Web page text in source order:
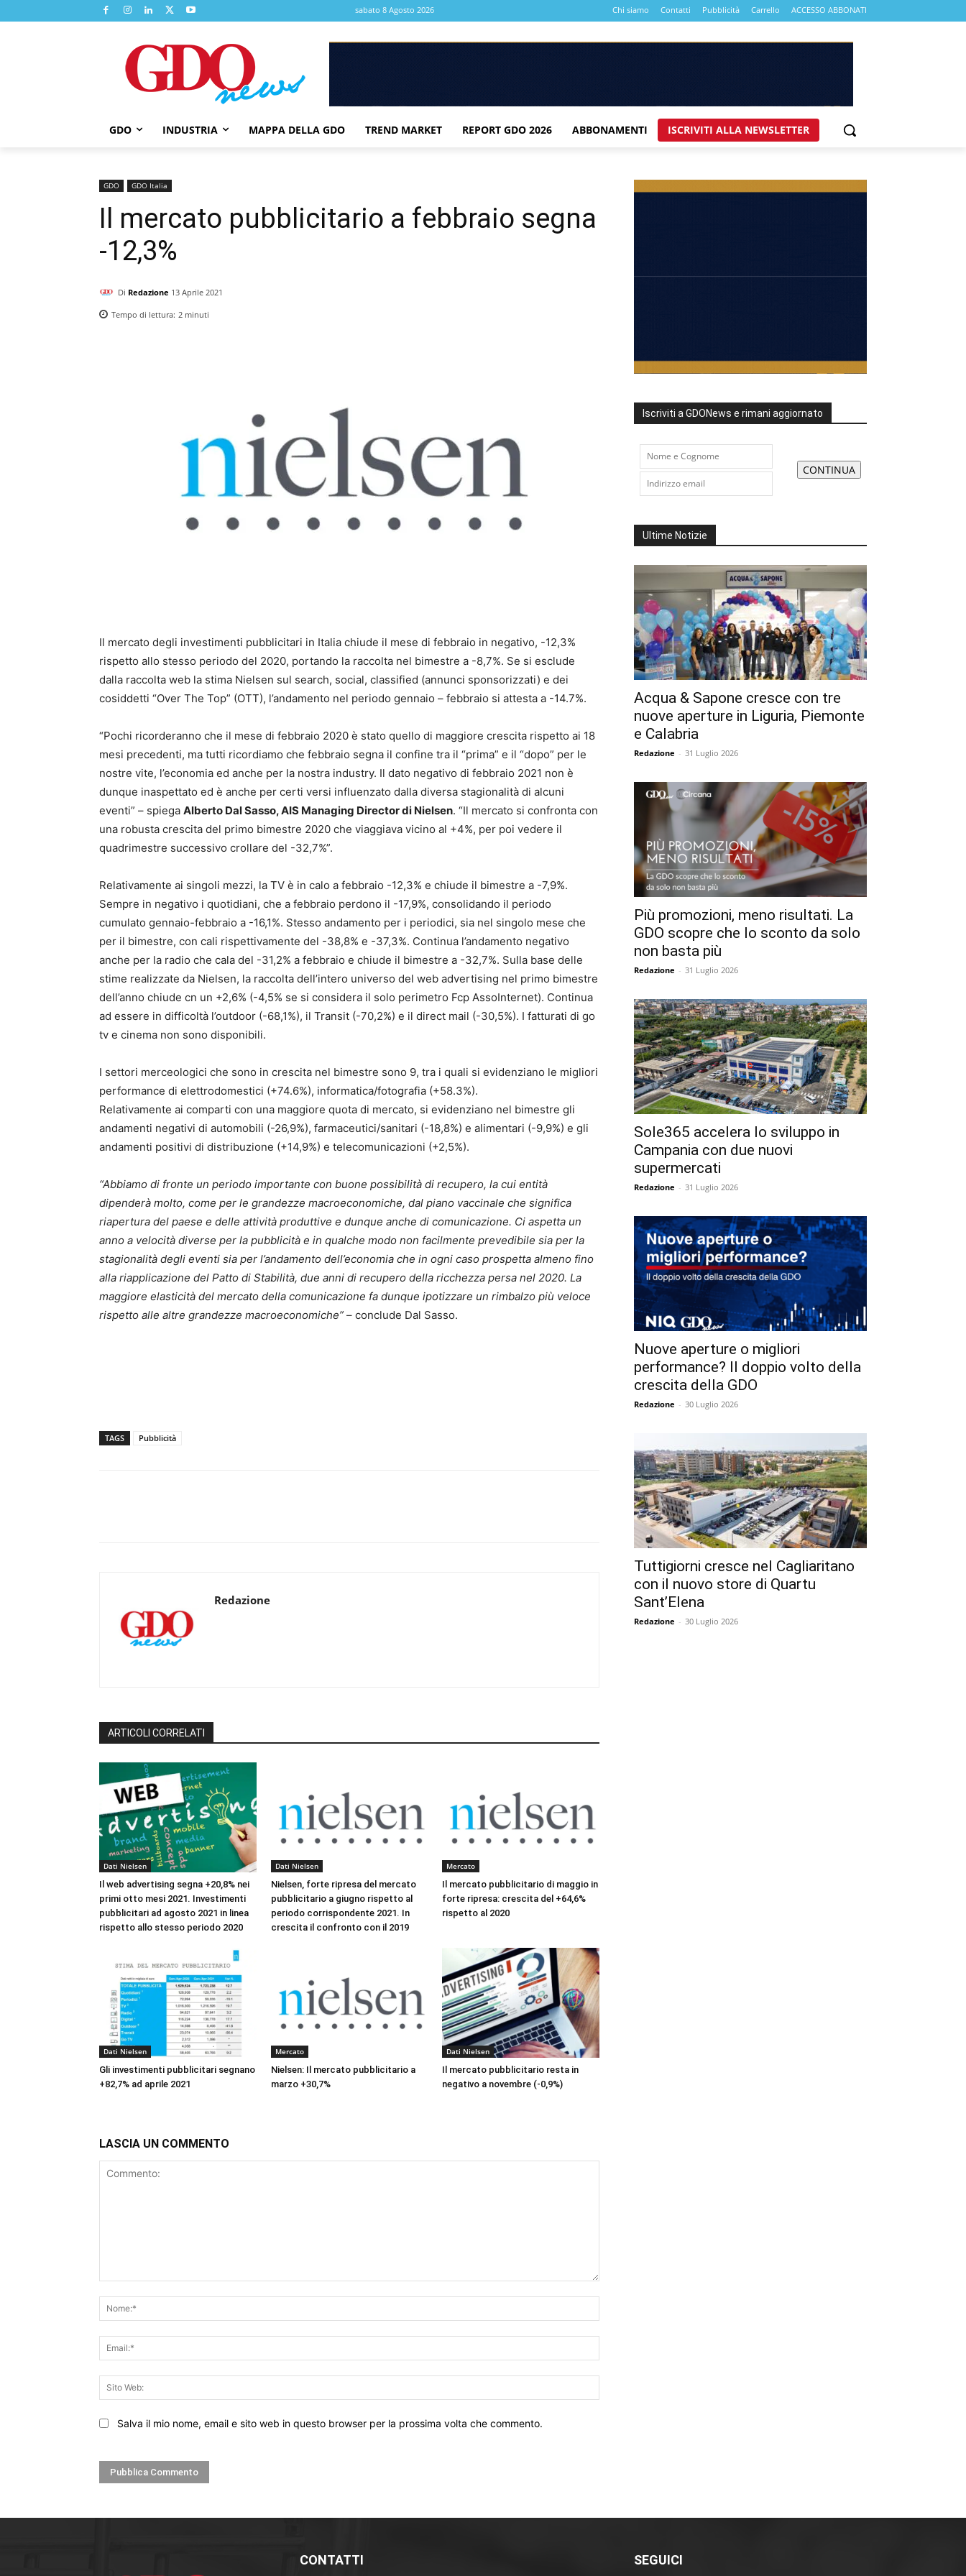
sabato 8 Agosto 2026 Chi siamo Contatti Pubblicità Carrello ACCESSO ABBONATI
GDO INDUSTRIA MAPPA DELLA GDO TREND MARKET REPORT GDO 2026 ABBONAMENTI ISCRIVITI ALLA NEWSLETTER
GDO GDO Italia
Il mercato pubblicitario a febbraio segna
-12,3%
Di Redazione 13 Aprile 2021
Tempo di lettura: 2 minuti
Il mercato degli investimenti pubblicitari in Italia chiude il mese di febbraio in negativo, -12,3%
rispetto allo stesso periodo del 2020, portando la raccolta nel bimestre a -8,7%. Se si esclude
dalla raccolta web la stima Nielsen sul search, social, classified (annunci sponsorizzati) e dei
cosiddetti “Over The Top” (OTT), l’andamento nel periodo gennaio – febbraio si attesta a -14.7%.
“Pochi ricorderanno che il mese di febbraio 2020 è stato quello di maggiore crescita rispetto ai 18
mesi precedenti, ma tutti ricordiamo che febbraio segna il confine tra il “prima” e il “dopo” per le
nostre vite, l’economia ed anche per la nostra industry. Il dato negativo di febbraio 2021 non è
dunque inaspettato ed è anche per certi versi influenzato dalla diversa stagionalità di alcuni
eventi” – spiega Alberto Dal Sasso, AIS Managing Director di Nielsen. “Il mercato si confronta con
una robusta crescita del primo bimestre 2020 che viaggiava vicino al +4%, per poi vedere il
quadrimestre successivo crollare del -32,7%”.
Relativamente ai singoli mezzi, la TV è in calo a febbraio -12,3% e chiude il bimestre a -7,9%.
Sempre in negativo i quotidiani, che a febbraio perdono il -17,9%, consolidando il periodo
cumulato gennaio-febbraio a -16,1%. Stesso andamento per i periodici, sia nel singolo mese che
per il bimestre, con cali rispettivamente del -38,8% e -37,3%. Continua l’andamento negativo
anche per la radio che cala del -31,2% a febbraio e chiude il bimestre a -32,7%. Sulla base delle
stime realizzate da Nielsen, la raccolta dell’intero universo del web advertising nel primo bimestre
dell’anno chiude cn un +2,6% (-4,5% se si considera il solo perimetro Fcp AssoInternet). Continua
ad essere in difficoltà l’outdoor (-68,1%), il Transit (-70,2%) e il direct mail (-30,5%). I fatturati di go
tv e cinema non sono disponibili.
I settori merceologici che sono in crescita nel bimestre sono 9, tra i quali si evidenziano le migliori
performance di elettrodomestici (+74.6%), informatica/fotografia (+58.3%).
Relativamente ai comparti con una maggiore quota di mercato, si evidenziano nel bimestre gli
andamenti negativi di automobili (-26,9%), farmaceutici/sanitari (-18,8%) e alimentari (-9,9%) e gli
andamenti positivi di distribuzione (+14,9%) e telecomunicazioni (+2,5%).
“Abbiamo di fronte un periodo importante con buone possibilità di recupero, la cui entità
dipenderà molto, come per le grandezze macroeconomiche, dal piano vaccinale che significa
riapertura del paese e delle attività produttive e dunque anche di comunicazione. Ci aspetta un
anno a velocità diverse per la pubblicità e in qualche modo non facilmente prevedibile sia per la
stagionalità degli eventi sia per l’andamento dell’economia che in ogni caso prospetta almeno fino
alla riapplicazione del Patto di Stabilità, due anni di recupero della ricchezza persa nel 2020. La
maggiore elasticità del mercato della comunicazione fa dunque ipotizzare un rimbalzo più veloce
rispetto alle altre grandezze macroeconomiche” – conclude Dal Sasso.
TAGS Pubblicità
Redazione
ARTICOLI CORRELATI
Dati Nielsen
Il web advertising segna +20,8% nei
primi otto mesi 2021. Investimenti
pubblicitari ad agosto 2021 in linea
rispetto allo stesso periodo 2020
Dati Nielsen
Nielsen, forte ripresa del mercato
pubblicitario a giugno rispetto al
periodo corrispondente 2021. In
crescita il confronto con il 2019
Mercato
Il mercato pubblicitario di maggio in
forte ripresa: crescita del +64,6%
rispetto al 2020
Dati Nielsen
Gli investimenti pubblicitari segnano
+82,7% ad aprile 2021
Mercato
Nielsen: Il mercato pubblicitario a
marzo +30,7%
Dati Nielsen
Il mercato pubblicitario resta in
negativo a novembre (-0,9%)
LASCIA UN COMMENTO
Web:
Salva il mio nome, email e sito web in questo browser per la prossima volta che commento.
Iscriviti a GDONews e rimani aggiornato
Ultime Notizie
Acqua & Sapone cresce con tre
nuove aperture in Liguria, Piemonte
e Calabria
Redazione - 31 Luglio 2026
Più promozioni, meno risultati. La
GDO scopre che lo sconto da solo
non basta più
Redazione - 31 Luglio 2026
Sole365 accelera lo sviluppo in
Campania con due nuovi
supermercati
Redazione - 31 Luglio 2026
Nuove aperture o migliori
performance? Il doppio volto della
crescita della GDO
Redazione - 30 Luglio 2026
Tuttigiorni cresce nel Cagliaritano
con il nuovo store di Quartu
Sant’Elena
Redazione - 30 Luglio 2026
CONTATTI SEGUICI